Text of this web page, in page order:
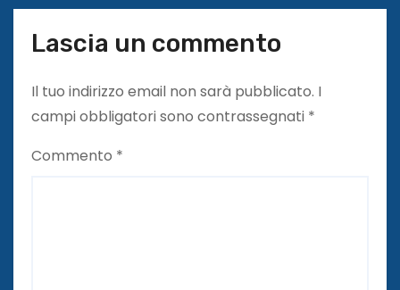
Lascia un commento
Il tuo indirizzo email non sarà pubblicato. I
campi obbligatori sono contrassegnati *
Commento *